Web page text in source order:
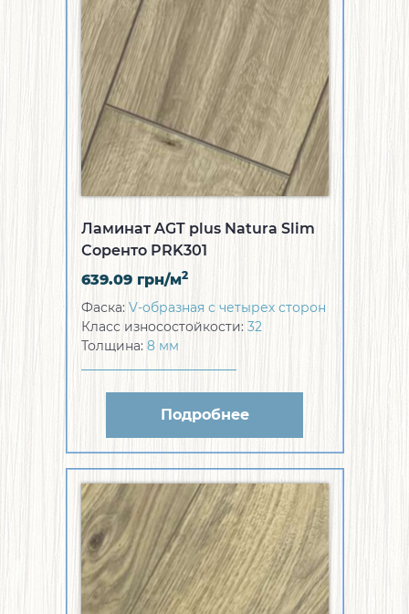
Ламинат AGT plus Natura Slim
Соренто PRK301
639.09 грн/м2
Фаска: V-образная с четырех сторон
Класс износостойкости: 32
Толщина: 8 мм
Подробнее